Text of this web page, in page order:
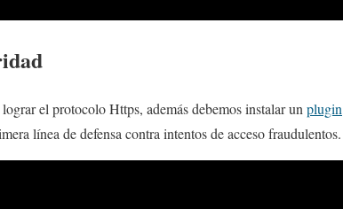
el protocolo Https, además debemos instalar unplugin
línea de defensa contra intentos de acceso fraudulentos.